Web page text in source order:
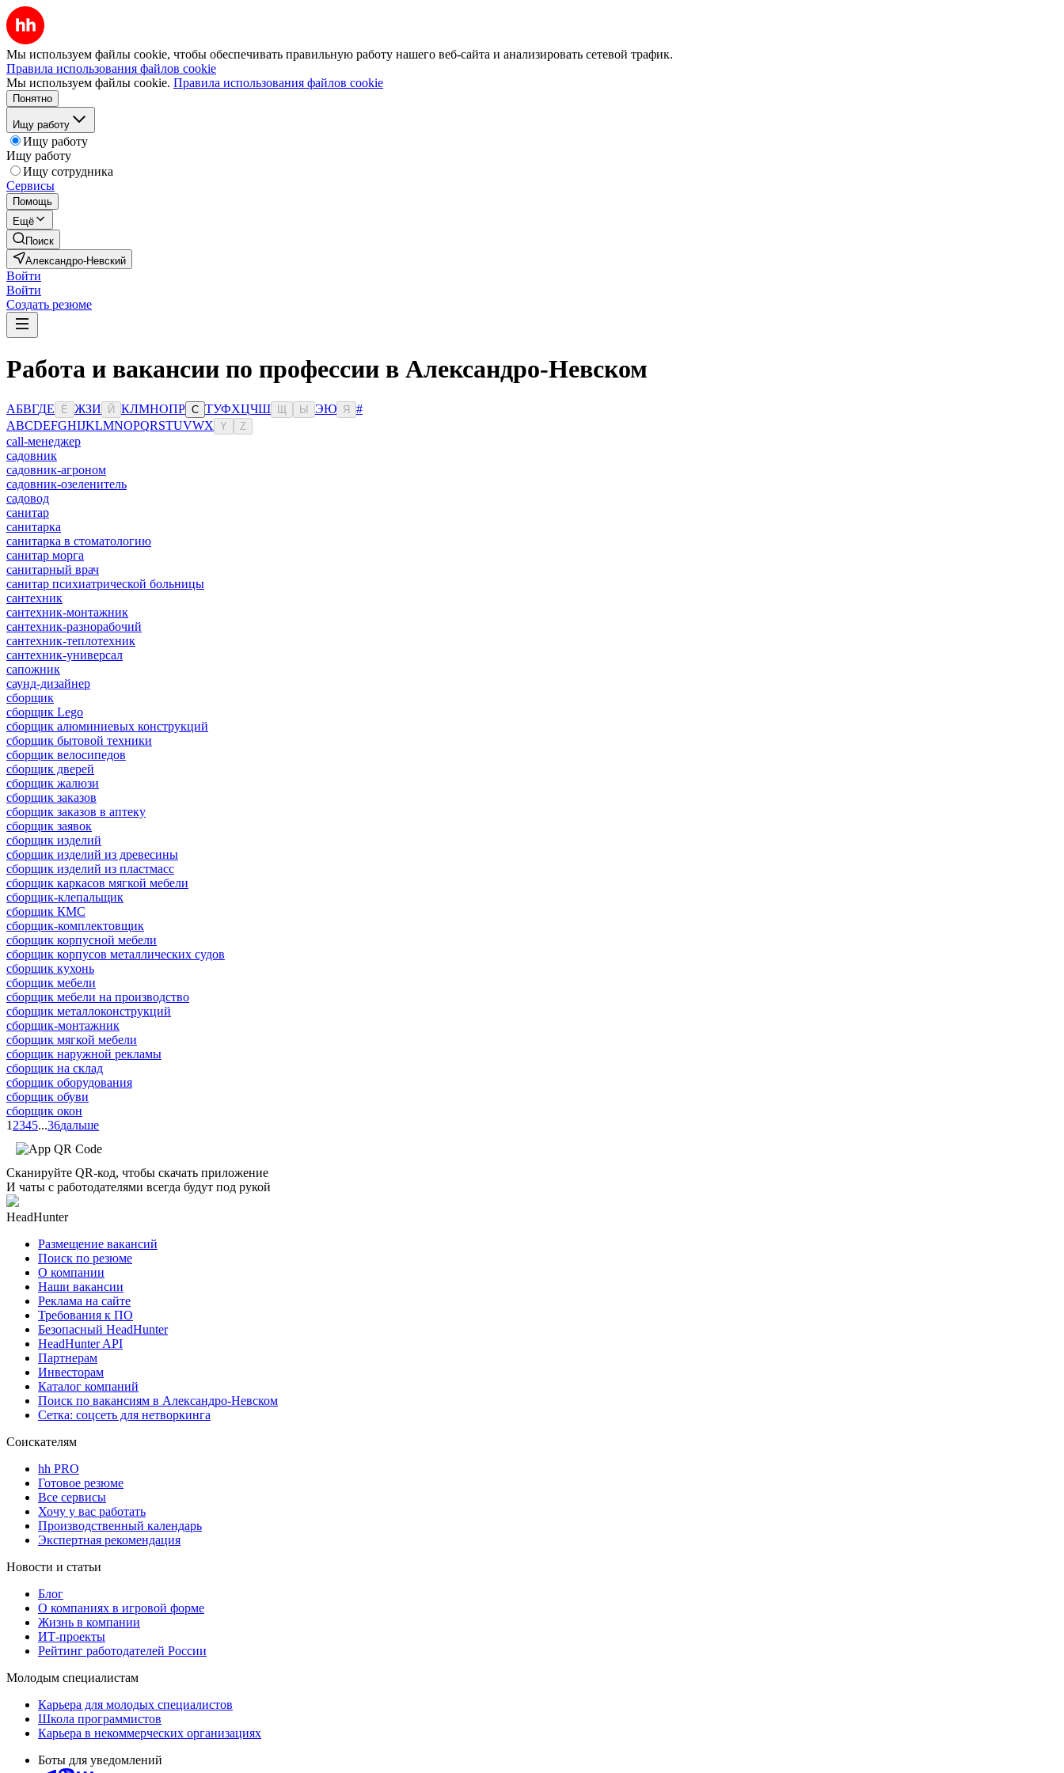
Мы используем файлы cookie, чтобы обеспечивать правильную работу нашего веб-сайта и анализировать сетевой трафик.
Правила использования файлов cookie
Мы используем файлы cookie. Правила использования файлов cookie
Понятно
Ищу работу
Ищу работу
Ищу работу
Ищу сотрудника
Сервисы
Помощь
Ещё
Поиск
Александро-Невский
Войти
Войти
Создать резюме
Работа и вакансии по профессии в Александро-Невском
АБВГДЕ Ё ЖЗИ Й КЛМНОПР С ТУФХЦЧШ Ы ЭЮ Я
#
ABCDEFGHIJKLMNOPQRSTUVWX Y Z
сall-менеджер
садовник
садовник-агроном
садовник-озеленитель
садовод
санитар
санитарка
санитарка в стоматологию
санитар морга
санитарный врач
санитар психиатрической больницы
сантехник
сантехник-монтажник
сантехник-разнорабочий
сантехник-теплотехник
сантехник-универсал
сапожник
саунд-дизайнер
сборщик
сборщик Lego
сборщик алюминиевых конструкций
сборщик бытовой техники
сборщик велосипедов
сборщик дверей
сборщик жалюзи
сборщик заказов
сборщик заказов в аптеку
сборщик заявок
сборщик изделий
сборщик изделий из древесины
сборщик изделий из пластмасс
сборщик каркасов мягкой мебели
сборщик-клепальщик
сборщик КМС
сборщик-комплектовщик
сборщик корпусной мебели
сборщик корпусов металлических судов
сборщик кухонь
сборщик мебели
сборщик мебели на производство
сборщик металлоконструкций
сборщик-монтажник
сборщик мягкой мебели
сборщик наружной рекламы
сборщик на склад
сборщик оборудования
сборщик обуви
сборщик окон
1 2345...36дальше
Сканируйте QR-код, чтобы скачать приложение
И чаты с работодателями всегда будут под рукой
HeadHunter
Размещение вакансий
Поиск по резюме
О компании
Наши вакансии
Реклама на сайте
Требования к ПО
Безопасный HeadHunter
HeadHunter API
Партнерам
Инвесторам
Каталог компаний
Поиск по вакансиям в Александро-Невском
Сетка: соцсеть для нетворкинга
Соискателям
hh PRO
Готовое резюме
Все сервисы
Хочу у вас работать
Производственный календарь
Экспертная рекомендация
Новости и статьи
Блог
О компаниях в игровой форме
Жизнь в компании
ИТ-проекты
Рейтинг работодателей России
Молодым специалистам
Карьера для молодых специалистов
Школа программистов
Карьера в некоммерческих организациях
Боты для уведомлений